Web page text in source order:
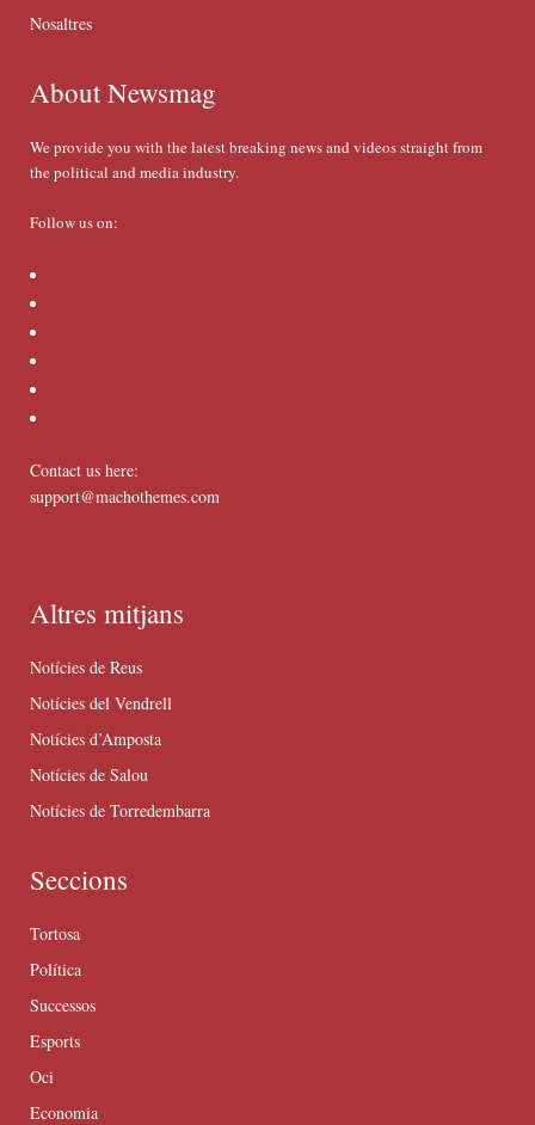
Nosaltres
About Newsmag
We provide you with the latest breaking news and videos straight from
the political and media industry.
Follow us on:
Contact us here:
support@machothemes.com
Altres mitjans
Notícies de Reus
Notícies del Vendrell
Notícies d’Amposta
Notícies de Salou
Notícies de Torredembarra
Seccions
Tortosa
Política
Successos
Esports
Oci
Economia